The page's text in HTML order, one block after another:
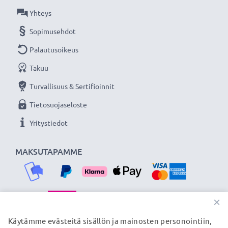
★ 3 vuoden takuu ★
Olemme vuonna 2004 perustettu kansainvälinen
verkkokauppa, joka tarjoaa laadukkaita tuotteita, ja
siksi tarjoamme 36 kuukauden takuun!
MAKSUTAPAMME
Yhteys
Sopimusehdot
Palautusoikeus
Takuu
Turvallisuus & Sertifioinnit
Tietosuojaseloste
Yritystiedot
TOIMITUSKUMPPANIMME
×
Käytämme evästeitä sisällön ja mainosten personointiin,